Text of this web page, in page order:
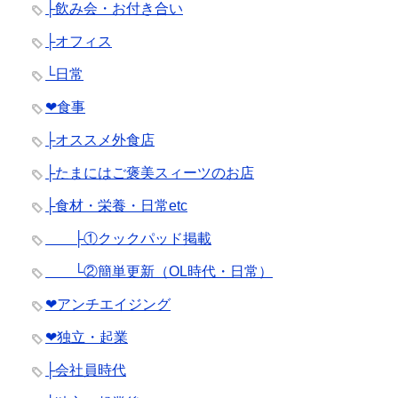
├飲み会・お付き合い
├オフィス
└日常
❤︎食事
├オススメ外食店
├たまにはご褒美スィーツのお店
├食材・栄養・日常etc
├①クックパッド掲載
└②簡単更新（OL時代・日常）
❤︎アンチエイジング
❤︎独立・起業
├会社員時代